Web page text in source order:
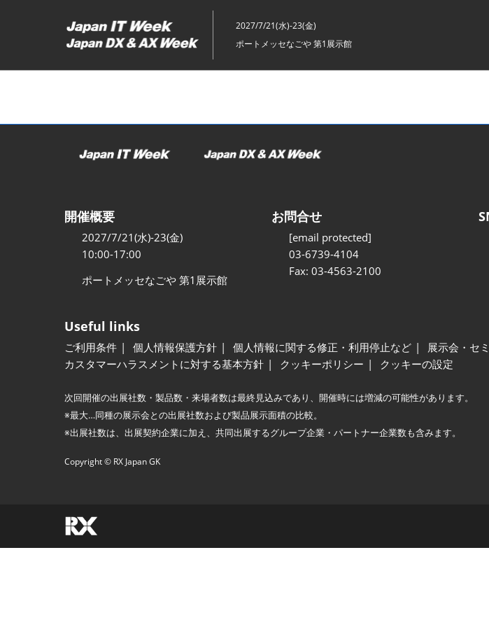
キ
ッ
2027/7/21(水)-23(金)
ポートメッセなごや 第1展示館
開催概要
2027/7/21(水)-23(金)
10:00-17:00
ポートメッセなごや 第1展示館
お問合せ
[email protected]
03-6739-4104
Fax: 03-4563-2100
Useful links
ご利用条件 個人情報保護方針 個人情報に関する修正・利用停止など 展示会・セ
カスタマーハラスメントに対する基本方針
クッキーポリシー クッキーの設定
次回開催の出展社数・製品数・来場者数は最終見込みであり、開催時には増減の可能性があります。
※最大…同種の展示会との出展社数および製品展示面積の比較。
※出展社数は、出展契約企業に加え、共同出展するグループ企業・パートナー企業数も含みます。
Copyright © RX Japan GK